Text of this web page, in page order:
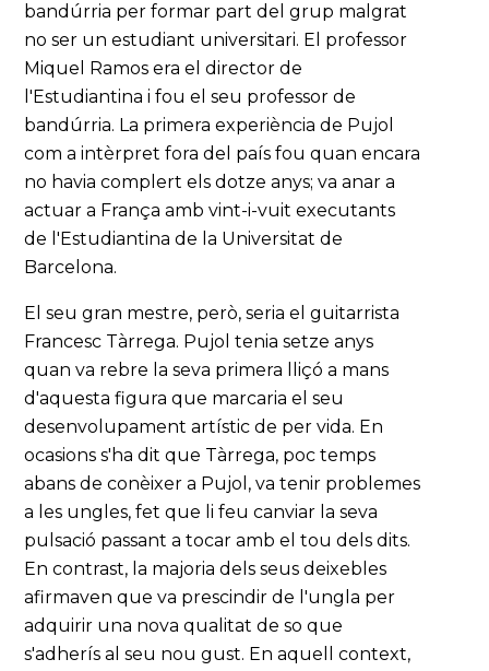
bandúrria per formar part del grup malgrat
no ser un estudiant universitari. El professor
Miquel Ramos era el director de
l'Estudiantina i fou el seu professor de
bandúrria. La primera experiència de Pujol
com a intèrpret fora del país fou quan encara
no havia complert els dotze anys; va anar a
actuar a França amb vint-i-vuit executants
de l'Estudiantina de la Universitat de
Barcelona.
El seu gran mestre, però, seria el guitarrista
Francesc Tàrrega. Pujol tenia setze anys
quan va rebre la seva primera lliçó a mans
d'aquesta figura que marcaria el seu
desenvolupament artístic de per vida. En
ocasions s'ha dit que Tàrrega, poc temps
abans de conèixer a Pujol, va tenir problemes
a les ungles, fet que li feu canviar la seva
pulsació passant a tocar amb el tou dels dits.
En contrast, la majoria dels seus deixebles
afirmaven que va prescindir de l'ungla per
adquirir una nova qualitat de so que
s'adherís al seu nou gust. En aquell context,